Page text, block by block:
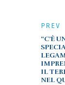
PREV
“C’È
IL
NEL